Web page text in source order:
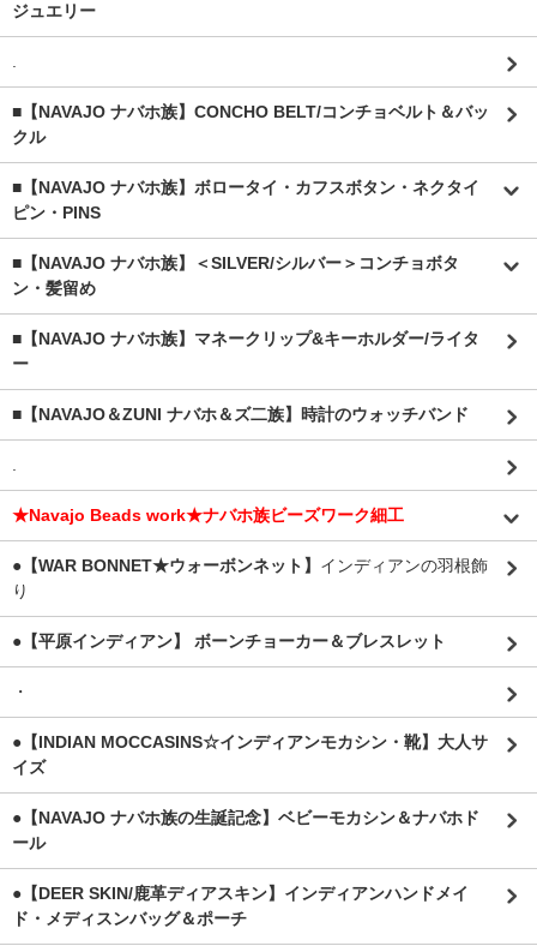
ジュエリー
.
■【NAVAJO ナバホ族】CONCHO BELT/コンチョベルト＆バッ
クル
■【NAVAJO ナバホ族】ボロータイ・カフスボタン・ネクタイ
ピン・PINS
■【NAVAJO ナバホ族】＜SILVER/シルバー＞コンチョボタ
ン・髪留め
■【NAVAJO ナバホ族】マネークリップ&キーホルダー/ライタ
ー
■【NAVAJO＆ZUNI ナバホ＆ズ二族】時計のウォッチバンド
.
★Navajo Beads work★ナバホ族ビーズワーク細工
●【WAR BONNET★ウォーボンネット】 インディアンの羽根飾
り
●【平原インディアン】 ボーンチョーカー＆ブレスレット
・
●【INDIAN MOCCASINS☆インディアンモカシン・靴】大人サ
イズ
●【NAVAJO ナバホ族の生誕記念】ベビーモカシン＆ナバホド
ール
●【DEER SKIN/鹿革ディアスキン】インディアンハンドメイ
ド・メディスンバッグ＆ポーチ